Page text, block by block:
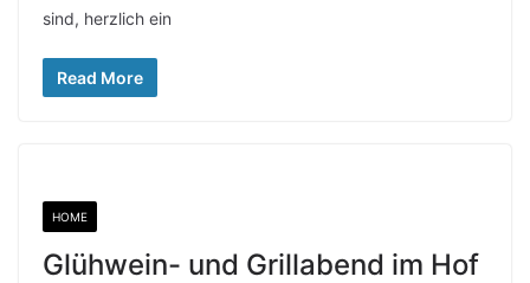
sind, herzlich ein
Read More
HOME
Glühwein- und Grillabend im Hof